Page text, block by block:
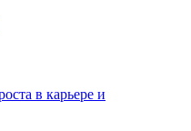
в карьере и